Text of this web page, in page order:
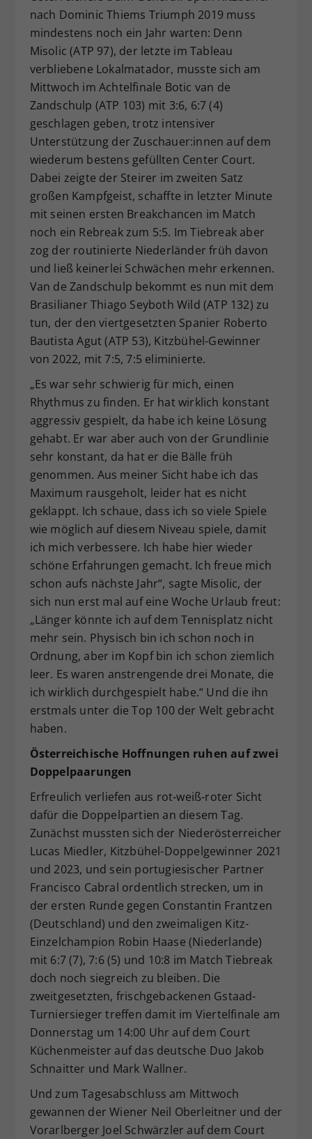
nach Dominic Thiems Triumph 2019 muss
mindestens noch ein Jahr warten: Denn
Misolic (ATP 97), der letzte im Tableau
verbliebene Lokalmatador, musste sich am
Mittwoch im Achtelfinale Botic van de
Zandschulp (ATP 103) mit 3:6, 6:7 (4)
geschlagen geben, trotz intensiver
Unterstützung der Zuschauer:innen auf dem
wiederum bestens gefüllten Center Court.
Dabei zeigte der Steirer im zweiten Satz
großen Kampfgeist, schaffte in letzter Minute
mit seinen ersten Breakchancen im Match
noch ein Rebreak zum 5:5. Im Tiebreak aber
zog der routinierte Niederländer früh davon
und ließ keinerlei Schwächen mehr erkennen.
Van de Zandschulp bekommt es nun mit dem
Brasilianer Thiago Seyboth Wild (ATP 132) zu
tun, der den viertgesetzten Spanier Roberto
Bautista Agut (ATP 53), Kitzbühel-Gewinner
von 2022, mit 7:5, 7:5 eliminierte.
„Es war sehr schwierig für mich, einen
Rhythmus zu finden. Er hat wirklich konstant
aggressiv gespielt, da habe ich keine Lösung
gehabt. Er war aber auch von der Grundlinie
sehr konstant, da hat er die Bälle früh
genommen. Aus meiner Sicht habe ich das
Maximum rausgeholt, leider hat es nicht
geklappt. Ich schaue, dass ich so viele Spiele
wie möglich auf diesem Niveau spiele, damit
ich mich verbessere. Ich habe hier wieder
schöne Erfahrungen gemacht. Ich freue mich
schon aufs nächste Jahr“, sagte Misolic, der
sich nun erst mal auf eine Woche Urlaub freut:
„Länger könnte ich auf dem Tennisplatz nicht
mehr sein. Physisch bin ich schon noch in
Ordnung, aber im Kopf bin ich schon ziemlich
leer. Es waren anstrengende drei Monate, die
ich wirklich durchgespielt habe.“ Und die ihn
erstmals unter die Top 100 der Welt gebracht
haben.
Österreichische Hoffnungen ruhen auf zwei
Doppelpaarungen
Erfreulich verliefen aus rot-weiß-roter Sicht
dafür die Doppelpartien an diesem Tag.
Zunächst mussten sich der Niederösterreicher
Lucas Miedler, Kitzbühel-Doppelgewinner 2021
und 2023, und sein portugiesischer Partner
Francisco Cabral ordentlich strecken, um in
der ersten Runde gegen Constantin Frantzen
(Deutschland) und den zweimaligen Kitz-
Einzelchampion Robin Haase (Niederlande)
mit 6:7 (7), 7:6 (5) und 10:8 im Match Tiebreak
doch noch siegreich zu bleiben. Die
zweitgesetzten, frischgebackenen Gstaad-
Turniersieger treffen damit im Viertelfinale am
Donnerstag um 14:00 Uhr auf dem Court
Küchenmeister auf das deutsche Duo Jakob
Schnaitter und Mark Wallner.
Und zum Tagesabschluss am Mittwoch
gewannen der Wiener Neil Oberleitner und der
Vorarlberger Joel Schwärzler auf dem Court
Zweck
Dieser Wert speichert Ihre Consent-
Einstellungen. Unter anderem eine
zufällig generierte ID, für die
historische Speicherung Ihrer
vorgenommen Einstellungen, falls der
Webseiten-Betreiber dies eingestellt
hat.